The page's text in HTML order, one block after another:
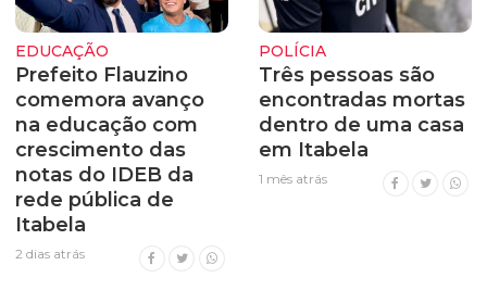
EDUCAÇÃO
Prefeito Flauzino
comemora avanço
na educação com
crescimento das
notas do IDEB da
rede pública de
Itabela
2 dias atrás
POLÍCIA
Três pessoas são
encontradas mortas
dentro de uma casa
em Itabela
1 mês atrás